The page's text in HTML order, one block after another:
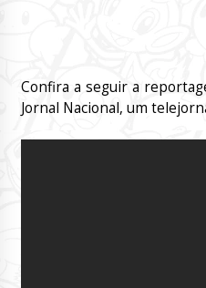
Confira a seguir a
Jornal Nacional, um